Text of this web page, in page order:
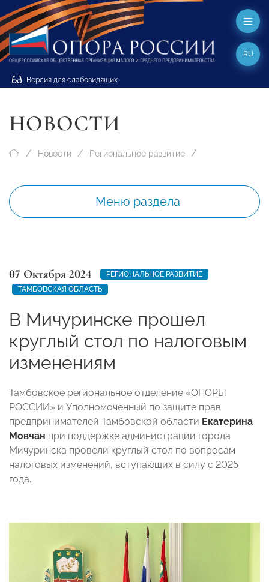
Версия для слабовидящих
RU
НОВОСТИ
Новости Региональное развитие
Меню раздела
07 Октября 2024
РЕГИОНАЛЬНОЕ РАЗВИТИЕ
ТАМБОВСКАЯ ОБЛАСТЬ
В Мичуринске прошел
круглый стол по налоговым
изменениям
Тамбовское региональное отделение «ОПОРЫ
РОССИИ» и Уполномоченный по защите прав
предпринимателей Тамбовской области Екатерина
Мовчан при поддержке администрации города
Мичуринска провели круглый стол по вопросам
налоговых изменений, вступающих в силу с 2025
года.